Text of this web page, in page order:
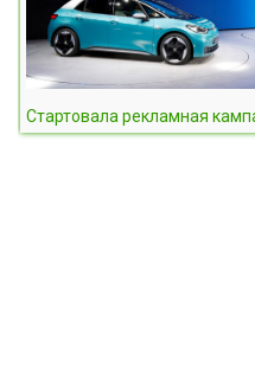
Стартовала рекламная